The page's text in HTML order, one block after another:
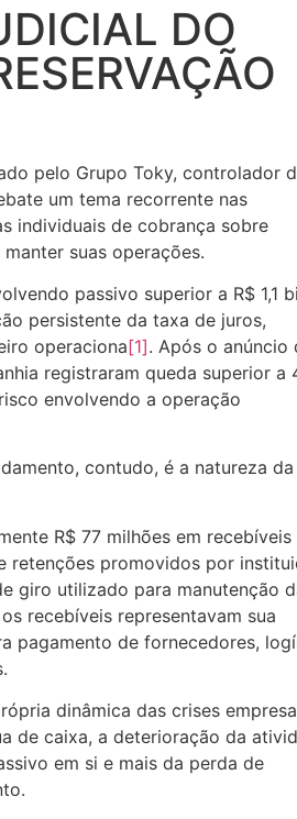
DO
pelo Grupo Toky, controlador
um tema recorrente nas
individuais de cobrança sobre
suas operações.
passivo superior a R$ 1,1
persistente da taxa de juros,
operaciona[1]. Após o anúncio
registraram queda superior a
envolvendo a operação
contudo, é a natureza
R$ 77 milhões em recebíveis
promovidos por
giro utilizado para manutenção
recebíveis representavam sua
pagamento de fornecedores,
dinâmica das crises
de caixa, a deterioração da
em si e mais da perda de